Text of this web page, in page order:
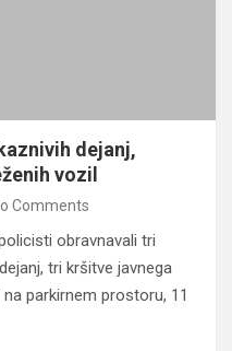
dejanj,
vozil
Comments
obravnavali tri
tri kršitve javnega
parkirnem prostoru, 11